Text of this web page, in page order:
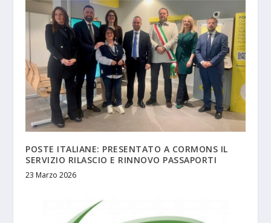
POSTE ITALIANE: PRESENTATO A CORMONS IL
SERVIZIO RILASCIO E RINNOVO PASSAPORTI
23 Marzo 2026